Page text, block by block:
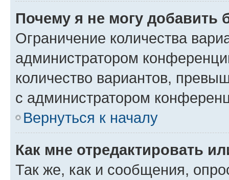
Почему я не могу добавить
Ограничение количества
администратором
количество вариантов,
с администратором
Вернуться к началу
Как мне отредактировать
Так же, как и сообщения,